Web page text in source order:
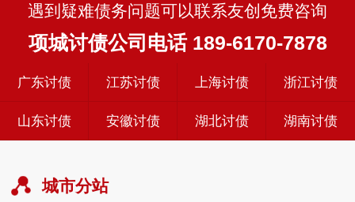
遇到疑难债务问题可以联系友创免费咨询
项城讨债公司电话 189-6170-7878
广东讨债 江苏讨债 上海讨债 浙江讨债
山东讨债 安徽讨债 湖北讨债 湖南讨债
城市分站